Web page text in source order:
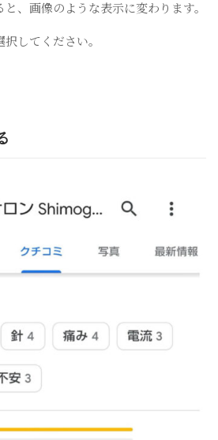
、画像のような表示に変わります。
してください。